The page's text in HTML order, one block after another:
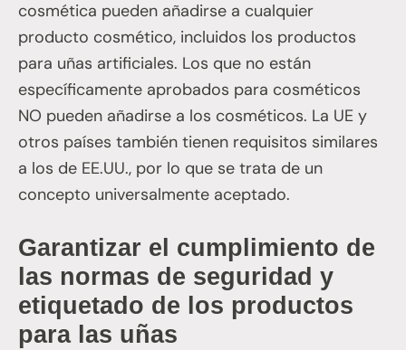
cosmética pueden añadirse a cualquier
producto cosmético, incluidos los productos
para uñas artificiales. Los que no están
específicamente aprobados para cosméticos
NO pueden añadirse a los cosméticos. La UE y
otros países también tienen requisitos similares
a los de EE.UU., por lo que se trata de un
concepto universalmente aceptado.
Garantizar el cumplimiento de
las normas de seguridad y
etiquetado de los productos
para las uñas